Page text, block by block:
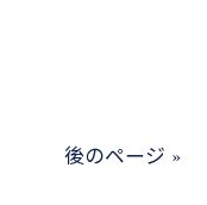
後のページ »